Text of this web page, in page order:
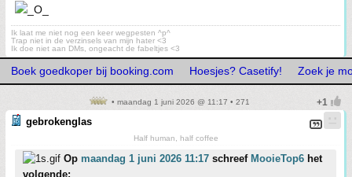
Ik laat me niet nog een keer wegpesten ^p^
Trap niet in de verzinsels van mijn hater <3
Ik doe niet aan DMs, ongeacht de fabeltjes <3
Boek goedkoper bij booking.com Hoesjes? Casetify! Zoek je
• maandag 1 juni 2026 @ 11:17 • 271
gebrokenglas
Half human, half coffee
Op maandag 1 juni 2026 11:17 schreef MooieTop6 het
volgende: